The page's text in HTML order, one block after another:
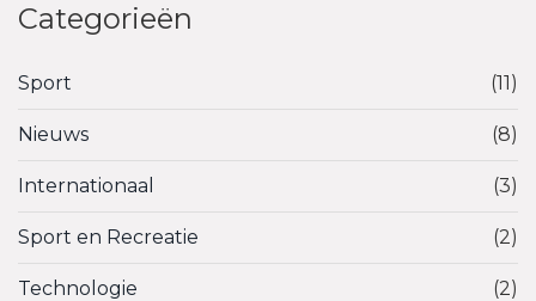
Categorieën
Sport (11)
Nieuws (8)
Internationaal (3)
Sport en Recreatie (2)
Technologie (2)